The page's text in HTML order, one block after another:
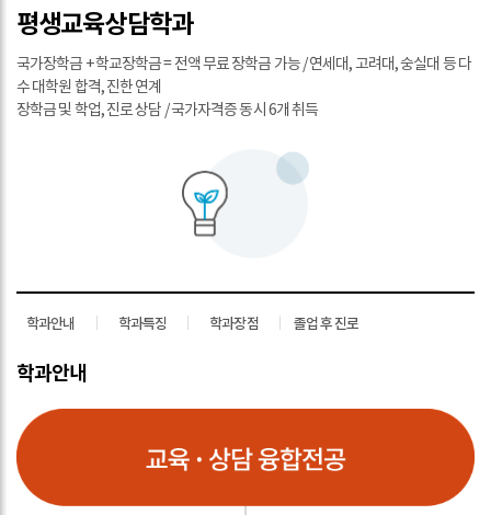
평생교육상담학과
국가장학금 + 학교장학금 = 전액 무료 장학금 가능 / 연세대, 고려대, 숭실대 등 다
수 대학원 합격, 진한 연계
장학금 및 학업, 진로 상담 / 국가자격증 동시 6개 취득
학과안내 학과특징 학과장점 졸업 후 진로
학과안내